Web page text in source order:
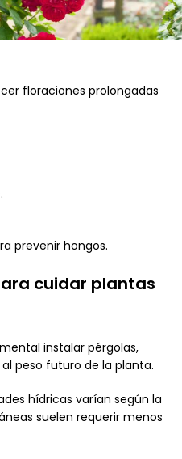
floraciones prolongadas
prevenir hongos.
cuidar plantas
instalar pérgolas,
peso futuro de la planta.
hídricas varían según la
suelen requerir menos